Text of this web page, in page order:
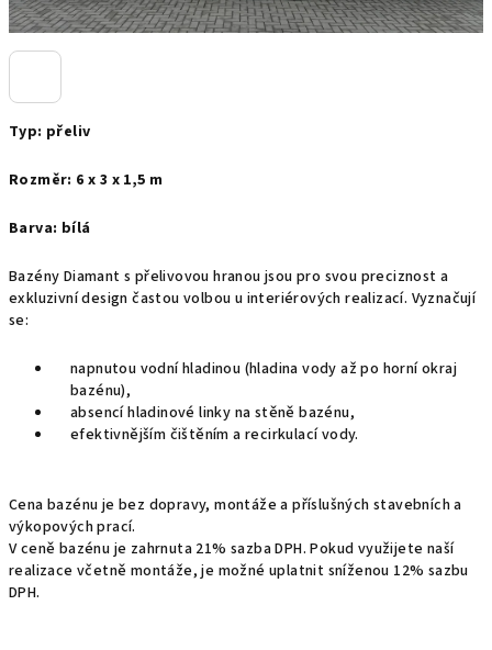
Typ: přeliv
Rozměr: 6 x 3 x 1,5 m
Barva: bílá
Bazény Diamant s přelivovou hranou jsou pro svou preciznost a
exkluzivní design častou volbou u interiérových realizací. Vyznačují
se:
napnutou vodní hladinou (hladina vody až po horní okraj
bazénu),
absencí hladinové linky na stěně bazénu,
efektivnějším čištěním a recirkulací vody.
Cena bazénu je bez dopravy, montáže a příslušných stavebních a
výkopových prací.
V ceně bazénu je zahrnuta 21% sazba DPH. Pokud využijete naší
realizace včetně montáže, je možné uplatnit sníženou 12% sazbu
DPH.